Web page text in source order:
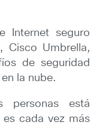
Internet seguro
Cisco Umbrella,
de seguridad
la nube.
está
cada vez más